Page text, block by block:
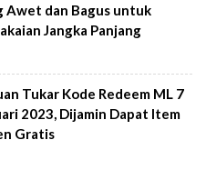
Awet dan Bagus untuk
Jangka Panjang
Tukar Kode Redeem ML 7
2023, Dijamin Dapat Item
Gratis